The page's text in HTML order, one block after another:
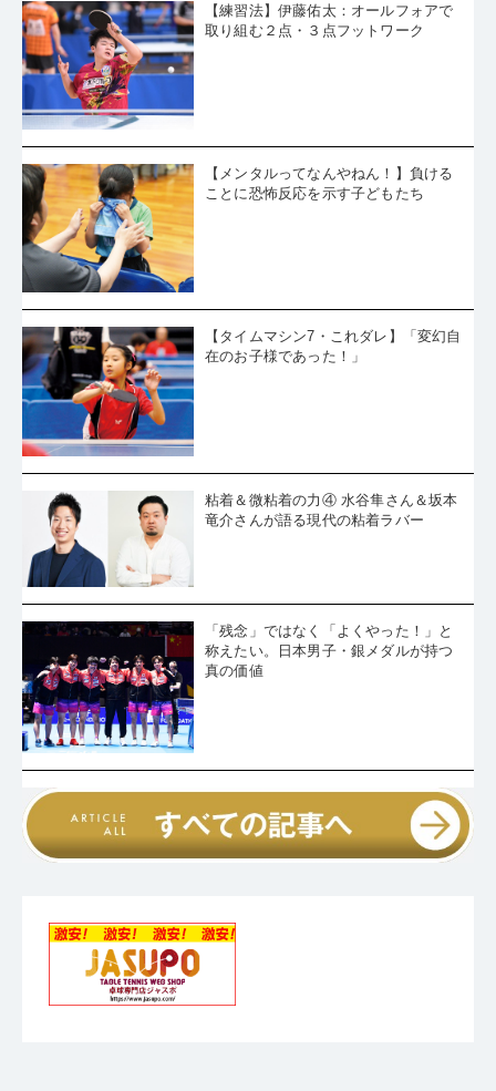
輝空へ雪辱を期す
・16歳のヤングスター・川上流星、一般は8強で終戦。「また来
年、優勝目指して頑張りたい」
・ 18歳の恐るべき試合巧者、松島輝空。「我慢、我慢と自分に言
い聞かせながらプレーした」
・篠塚大登、宇田幸矢との左腕対決を制す。「これだけの歓声の
中で試合をできること、明日もこういう中でできることがうれし
い」
・準々決勝では男女通じて最年長。32歳・吉村真晴が松島輝空と
意地の接戦「本当はもっと暴れまくって打ち回りたかった」
・元全日本監督・倉嶋洋介の眼「松島の自信と覚悟、谷垣の驚異
的なバックハンド、張本の攻守のバランス」
・男子シングルス準々決勝、張本智和、篠塚大登が激戦に勝利
・男子シングルス準々決勝、松島輝空、谷垣佑真が2年連続ベスト
4進出
・長﨑美柚、成長感じる一戦も準々決勝で敗退「最後の1点を取る
工夫は張本選手が上手だった」
・女子シングルス準々決勝、張本美和、横井咲桜が勝負を制す
・早田ひな、完璧なカット打ちで佐藤瞳を完封。準決勝に駒を進
決める
・謙虚に語る谷垣佑真。戸上隼輔に2度目の勝利も「1回、2回はま
ぐれ」
・ジュニア男子ベスト8のオモテ使い・黄塚結空。モチベ低下での
休止期間を乗り越え大ブレイク
・大島祐哉、かつての後輩・川上流星との大激闘に散る。うれし
さと悔しさの交錯する敗戦
「勝ち負けよりやることをやる」。メンタル充実の木造勇人、7
年ぶりのランク入りで8強
・カット打ちの名手・伊藤美誠を追いつめた！高校生チョッパ
ー・山室早矢が躍動
「本当はもっとできるはずなのに、なんでやらないんだ」恩師
の一喝で覚醒！中城瑛貴、最後のジュニアで大爆発
「世界トップのカットに勝たないといけないのが全日本の難し
さ」平野美宇は佐藤瞳に屈してベスト16
・戸上隼輔、またも谷垣佑真に苦杯を喫してV奪還逃す「悔しい。
これが今の実力かなと痛感している」
・ ジュニア王者・川上がベスト8入り。戸上は谷垣の前に敗退。男
子シングルス6回戦の結果
・平野美宇、伊藤美誠が敗れる。女子シングルス6回戦の結果
・松島輝空、張本智和らが勝ち進む。男子シングルス5回戦の結果
女子ランカー16名が出揃う。女子シングルス5回戦の結果
・女子は張本美和が4連覇、男子は川上流星が初優勝! ジュニア
男女決勝結果
・ジュニア３位の高森愛央「相手のほうがミスしない。自分はそ
こでミスしてしまう。そこの差」
・雪の新潟から東京へ。吉田蒼、ジュニア男子で爪痕を残す３位
「途中で頭が真っ白になりました」
・ジュニア決勝は川上vs.中城、張本vs.小塩。ジュニア男女準決勝
結果
・流星を追い詰めた、琥珀のきらめき。「全日本で当たったら絶
対倒すという気持ちでやってきた」
川上流星、張本美和、松島美空らが勝ち上がる。ジュニア男女
準々決勝の結果
・好カード、続々。大会の華「ラン決」こと男女シングルス5回戦
ゃくちゃホッとした」
世界ユース2位の吉山和希を下した横谷晟「2・3回戦でタフな試
合をこなしてきたので、ちょっと自信がありました」
同い年のライバル・出澤杏佳との接戦に勝利した長﨑美柚。
「スーパーシードの初戦の中では、一番厳しい山だなって思って
田中佑汰が逆転負けで初戦敗退の波乱「ギリギリのところでど
うかなと楽しみではあったんですけど、なかなか勝たせてもらえ
【練習法】伊藤佑太：オールフォアで
取り組む２点・３点フットワーク
【メンタルってなんやねん！】負ける
ことに恐怖反応を示す子どもたち
【タイムマシン7・これダレ】「変幻自
在のお子様であった！」
粘着＆微粘着の力④ 水谷隼さん＆坂本
竜介さんが語る現代の粘着ラバー
「残念」ではなく「よくやった！」と
称えたい。日本男子・銀メダルが持つ
真の価値